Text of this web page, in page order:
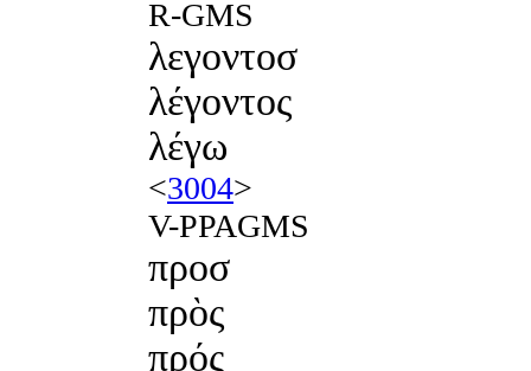
R-GMS
λεγοντοσ
λέγοντος
λέγω
<3004>
V-PPAGMS
προσ
πρὸς
πρός